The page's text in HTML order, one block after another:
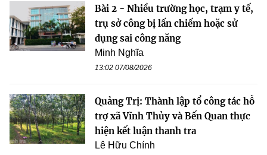
Bài 2 - Nhiều trường học, trạm y tế,
trụ sở công bị lấn chiếm hoặc sử
dụng sai công năng
Minh Nghĩa
13:02 07/08/2026
Quảng Trị: Thành lập tổ công tác hỗ
trợ xã Vĩnh Thủy và Bến Quan thực
hiện kết luận thanh tra
Lê Hữu Chính